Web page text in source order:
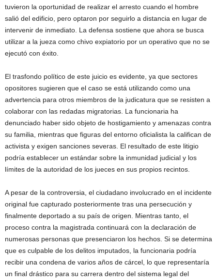
tuvieron la oportunidad de realizar el arresto cuando el hombre
salió del edificio, pero optaron por seguirlo a distancia en lugar de
intervenir de inmediato. La defensa sostiene que ahora se busca
utilizar a la jueza como chivo expiatorio por un operativo que no se
ejecutó con éxito.
El trasfondo político de este juicio es evidente, ya que sectores
opositores sugieren que el caso se está utilizando como una
advertencia para otros miembros de la judicatura que se resisten a
colaborar con las redadas migratorias. La funcionaria ha
denunciado haber sido objeto de hostigamiento y amenazas contra
su familia, mientras que figuras del entorno oficialista la califican de
activista y exigen sanciones severas. El resultado de este litigio
podría establecer un estándar sobre la inmunidad judicial y los
límites de la autoridad de los jueces en sus propios recintos.
A pesar de la controversia, el ciudadano involucrado en el incidente
original fue capturado posteriormente tras una persecución y
finalmente deportado a su país de origen. Mientras tanto, el
proceso contra la magistrada continuará con la declaración de
numerosas personas que presenciaron los hechos. Si se determina
que es culpable de los delitos imputados, la funcionaria podría
recibir una condena de varios años de cárcel, lo que representaría
un final drástico para su carrera dentro del sistema legal del